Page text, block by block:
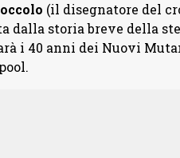
(il disegnatore del
dalla storia breve della
i 40 anni dei Nuovi